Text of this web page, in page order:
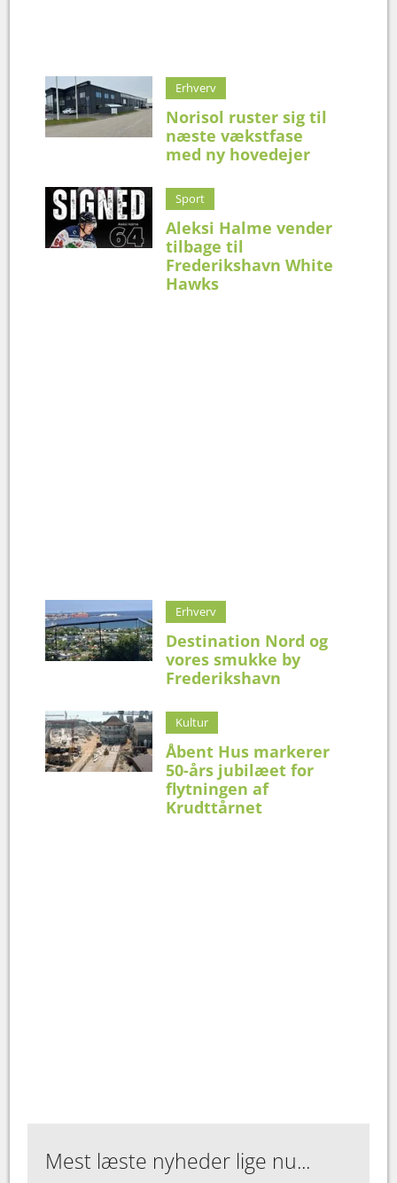
Erhverv
Norisol ruster sig til
næste vækstfase
med ny hovedejer
Sport
Aleksi Halme vender
tilbage til
Frederikshavn White
Hawks
Erhverv
Destination Nord og
vores smukke by
Frederikshavn
Kultur
Åbent Hus markerer
50-års jubilæet for
flytningen af
Krudttårnet
Mest læste nyheder lige nu...